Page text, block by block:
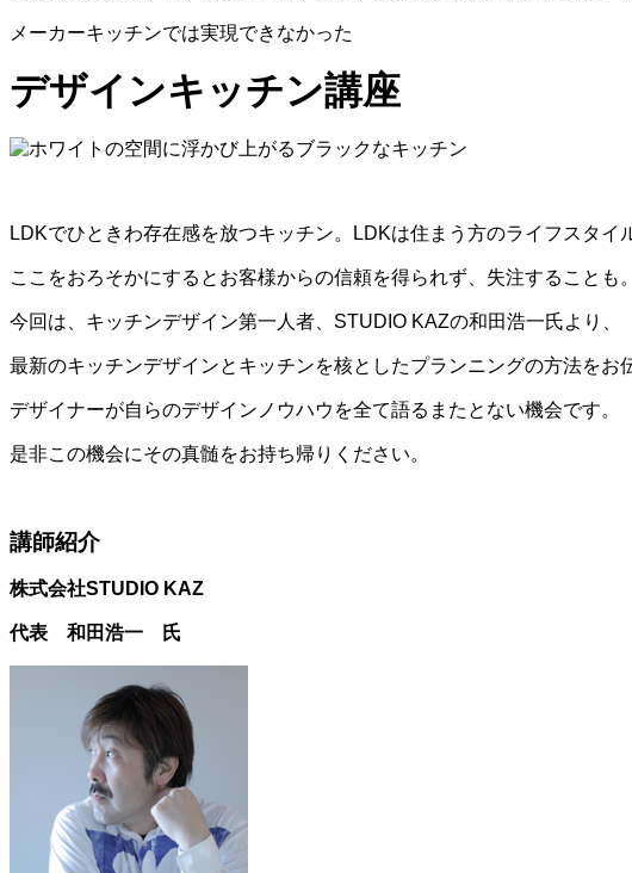
メーカーキッチンでは実現できなかった
デザインキッチン講座
LDKでひときわ存在感を放つキッチン。LDKは住まう方のライフスタイ
ここをおろそかにするとお客様からの信頼を得られず、失注することも。
今回は、キッチンデザイン第一人者、STUDIO KAZの和田浩一氏より、
最新のキッチンデザインとキッチンを核としたプランニングの方法をお
デザイナーが自らのデザインノウハウを全て語るまたとない機会です。
是非この機会にその真髄をお持ち帰りください。
講師紹介
株式会社STUDIO KAZ
代表 和田浩一 氏